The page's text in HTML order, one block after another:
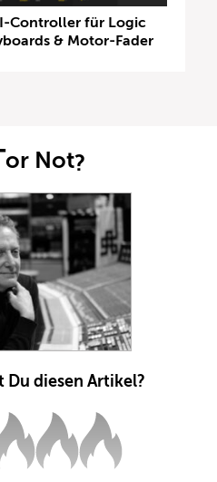
Controller für Logic
& Motor-Fader
or Not?
Du diesen Artikel?